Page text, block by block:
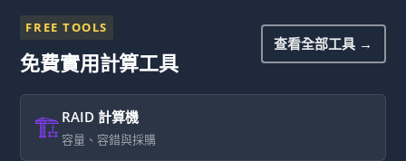
FREE TOOLS
免費實用計算工具
查看全部工具 →
🏗️ RAID 計算機
容量、容錯與採購